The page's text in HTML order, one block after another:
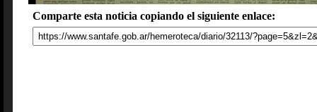
Comparte esta noticia copiando el siguiente enlace: